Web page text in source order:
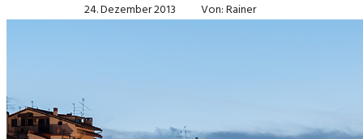
24. Dezember 2013 Von: Rainer